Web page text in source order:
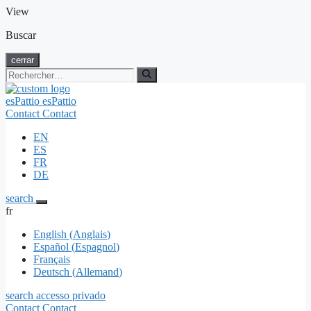
View
au
Buscar
cerrar
Rechercher :
esPattio esPattio
Contact Contact
EN
ES
FR
DE
search
fr
English (Anglais)
Español (Espagnol)
Français
Deutsch (Allemand)
search accesso privado
Contact Contact